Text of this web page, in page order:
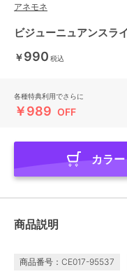
アネモネ
ビジューニュアンスラ
￥990 税込
各種特典利用でさらに
￥989 OFF
カラ
商品説明
商品番号：CE017-95537